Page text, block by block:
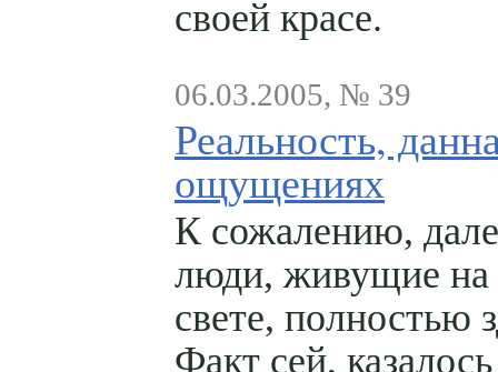
своей красе.
06.03.2005, № 39
Реальность,
ощущениях
К сожалению,
люди, живущие на
свете, полностью
Факт сей,